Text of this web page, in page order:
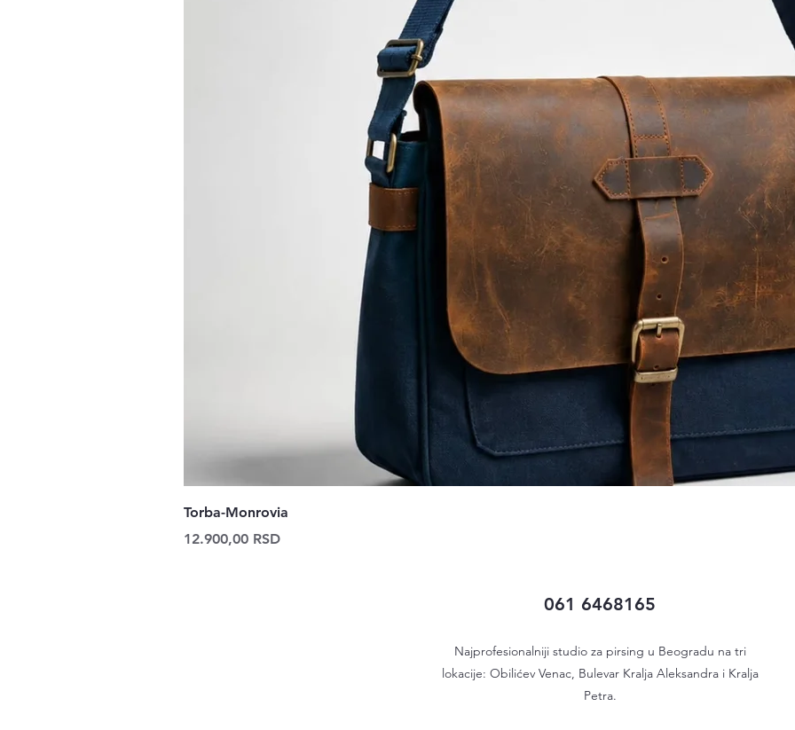
Torba-Monrovia
Price
12.900,00 RSD
061 6468165
Najprofesionalniji studio za pirsing u Beogradu na tri
lokacije: Obilićev Venac, Bulevar Kralja Aleksandra i Kralja
Petra.